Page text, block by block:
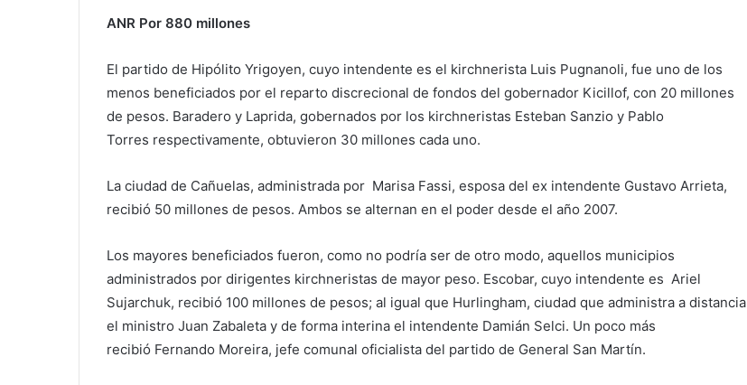
ANR Por 880 millones
El partido de Hipólito Yrigoyen, cuyo intendente es el kirchnerista Luis Pugnanoli, fue uno de los
menos beneficiados por el reparto discrecional de fondos del gobernador Kicillof, con 20 millones
de pesos. Baradero y Laprida, gobernados por los kirchneristas Esteban Sanzio y Pablo
Torres respectivamente, obtuvieron 30 millones cada uno.
La ciudad de Cañuelas, administrada por Marisa Fassi, esposa del ex intendente Gustavo Arrieta,
recibió 50 millones de pesos. Ambos se alternan en el poder desde el año 2007.
Los mayores beneficiados fueron, como no podría ser de otro modo, aquellos municipios
administrados por dirigentes kirchneristas de mayor peso. Escobar, cuyo intendente es Ariel
Sujarchuk, recibió 100 millones de pesos; al igual que Hurlingham, ciudad que administra a distancia
el ministro Juan Zabaleta y de forma interina el intendente Damián Selci. Un poco más
recibió Fernando Moreira, jefe comunal oficialista del partido de General San Martín.